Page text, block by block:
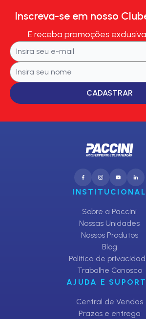
Inscreva-se em nosso
E receba promoções
CADASTRAR
INSTITUCIONAL
Sobre a Paccini
Nossas Unidades
Nossos Produtos
Blog
Política de
Trabalhe Conosco
AJUDA E
Central de Vendas
Prazos e entrega